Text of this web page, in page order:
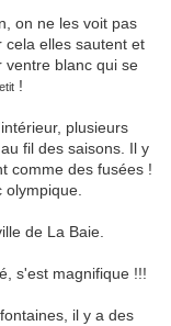
on ne les voit pas
cela elles sautent et
ventre blanc qui se
!
plusieurs
fil des saisons. Il y
comme des fusées !
de La Baie.
s'est magnifique !!!
il y a des